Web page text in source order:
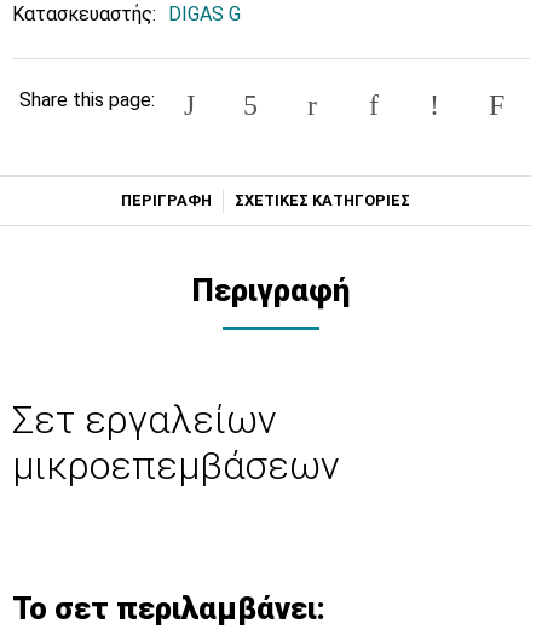
Κατασκευαστής: DIGAS G
Share this page:
ΠΕΡΙΓΡΑΦΗ ΣΧΕΤΙΚΕΣ ΚΑΤΗΓΟΡΙΕΣ
Περιγραφή
Σετ εργαλείων
μικροεπεμβάσεων
Το σετ περιλαμβάνει: